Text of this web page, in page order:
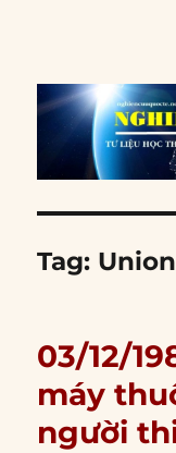
Tag:
03/12/
máy
người